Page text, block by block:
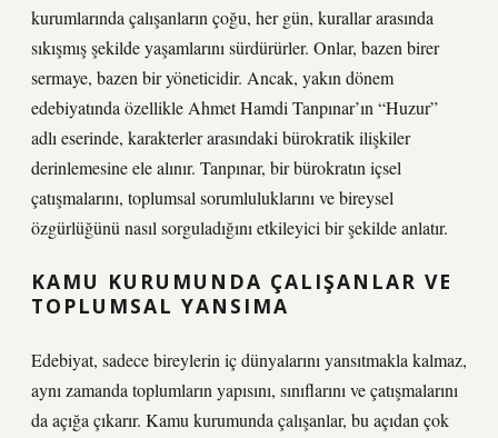
kurumlarında çalışanların çoğu, her gün, kurallar arasında
sıkışmış şekilde yaşamlarını sürdürürler. Onlar, bazen birer
sermaye, bazen bir yöneticidir. Ancak, yakın dönem
edebiyatında özellikle Ahmet Hamdi Tanpınar’ın “Huzur”
adlı eserinde, karakterler arasındaki bürokratik ilişkiler
derinlemesine ele alınır. Tanpınar, bir bürokratın içsel
çatışmalarını, toplumsal sorumluluklarını ve bireysel
özgürlüğünü nasıl sorguladığını etkileyici bir şekilde anlatır.
KAMU KURUMUNDA ÇALIŞANLAR VE
TOPLUMSAL YANSIMA
Edebiyat, sadece bireylerin iç dünyalarını yansıtmakla kalmaz,
aynı zamanda toplumların yapısını, sınıflarını ve çatışmalarını
da açığa çıkarır. Kamu kurumunda çalışanlar, bu açıdan çok